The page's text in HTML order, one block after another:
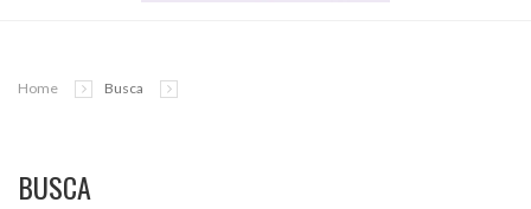
Home Busca
BUSCA